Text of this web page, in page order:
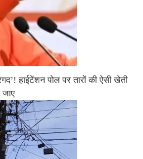
हाईटेंशन पोल पर तारों की ऐसी खेती